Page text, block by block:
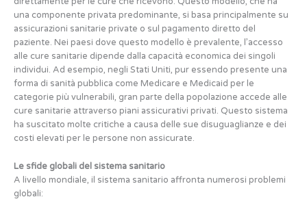
una componente privata predominante, si basa principalmente su
assicurazioni sanitarie private o sul pagamento diretto del
paziente. Nei paesi dove questo modello è prevalente, l’accesso
alle cure sanitarie dipende dalla capacità economica dei singoli
individui. Ad esempio, negli Stati Uniti, pur essendo presente una
forma di sanità pubblica come Medicare e Medicaid per le
categorie più vulnerabili, gran parte della popolazione accede alle
cure sanitarie attraverso piani assicurativi privati. Questo sistema
ha suscitato molte critiche a causa delle sue disuguaglianze e dei
costi elevati per le persone non assicurate.
Le sfide globali del sistema sanitario
A livello mondiale, il sistema sanitario affronta numerosi problemi
globali: